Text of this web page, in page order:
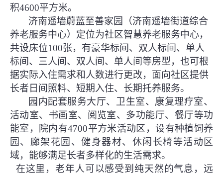
积4600平方米。
济南遥墙蔚蓝至善家园（济南遥墙街道综合
养老服务中心）定位为社区智慧养老服务中心，
共设床位100张，有豪华标间、双人标间、单人
标间、三人间、双人间、单人间等房型，也可根
据实际入住需求和人数进行更改，面向社区提供
长者日间照料、短期入住、长期托养服务。
园内配套服务大厅、卫生室、康复理疗室、
活动室、书画室、阅览室、多功能厅、餐厅等功
能室，院内有4700平方米活动区，设有种植饲养
园、廊架花园、健身器材、休闲长椅等活动区
域，能够满足长者多样化的生活需求。
在这里，老年人可以感受到纯天然的气息，远